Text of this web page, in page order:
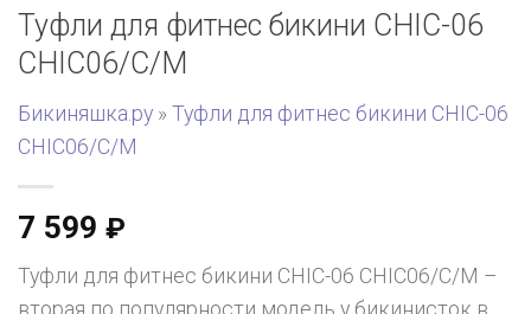
Туфли для фитнес бикини CHIC-06
CHIC06/C/M
Бикиняшка.ру » Туфли для фитнес бикини CHIC-06
CHIC06/C/M
7 599 ₽
Туфли для фитнес бикини CHIC-06 CHIC06/C/M –
вторая по популярности модель у бикинисток в